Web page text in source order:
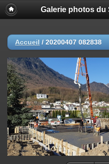
Galerie photos du
Accueil / 20200407 082838